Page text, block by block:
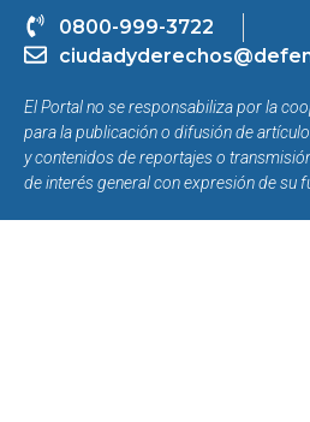
0800-999-3722
El Portal no se responsabiliza por la
para la publicación o difusión de
y contenidos de reportajes o
de interés general con expresión de su